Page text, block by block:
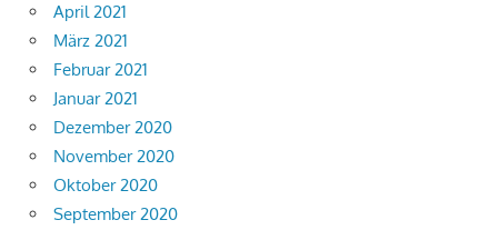
April 2021
März 2021
Februar 2021
Januar 2021
Dezember 2020
November 2020
Oktober 2020
September 2020